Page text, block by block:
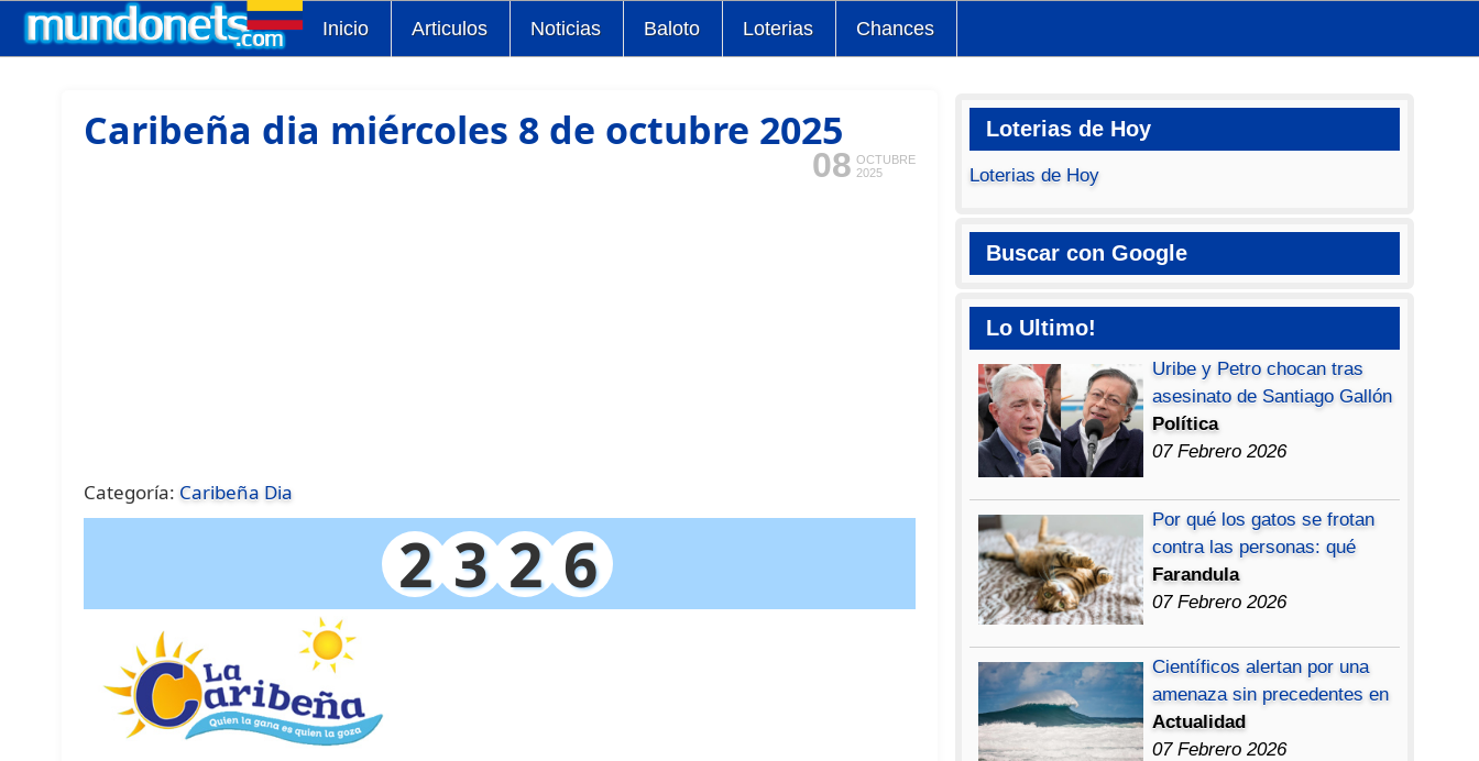
Inicio Articulos Noticias Baloto Loterias Chances
Caribeña dia miércoles 8 de octubre 2025
08 OCTUBRE
2025
Categoría: Caribeña Dia
2 3 2 6
Loterias de Hoy
Loterias de Hoy
Buscar con Google
Lo Ultimo!
Uribe y Petro chocan tras
asesinato de Santiago Gallón
Política
07 Febrero 2026
Por qué los gatos se frotan
contra las personas: qué
Farandula
07 Febrero 2026
Científicos alertan por una
amenaza sin precedentes en
Actualidad
07 Febrero 2026